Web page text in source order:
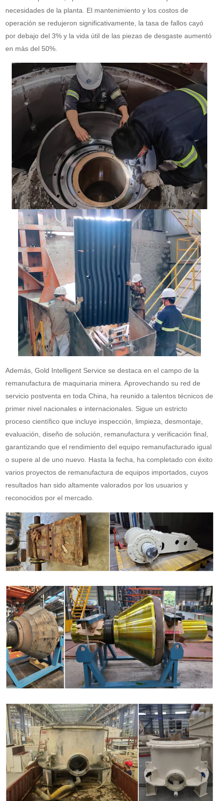
necesidades de la planta. El mantenimiento y los costos de
operación se redujeron significativamente, la tasa de fallos cayó
por debajo del 3% y la vida útil de las piezas de desgaste aumentó
en más del 50%.
Además, Gold Intelligent Service se destaca en el campo de la
remanufactura de maquinaria minera. Aprovechando su red de
servicio postventa en toda China, ha reunido a talentos técnicos de
primer nivel nacionales e internacionales. Sigue un estricto
proceso científico que incluye inspección, limpieza, desmontaje,
evaluación, diseño de solución, remanufactura y verificación final,
garantizando que el rendimiento del equipo remanufacturado igual
o supere al de uno nuevo. Hasta la fecha, ha completado con éxito
varios proyectos de remanufactura de equipos importados, cuyos
resultados han sido altamente valorados por los usuarios y
reconocidos por el mercado.